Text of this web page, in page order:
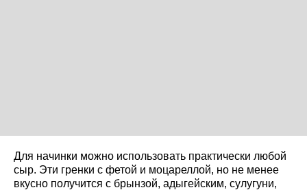
Для начинки можно использовать практически любой
сыр. Эти гренки с фетой и моцареллой, но не менее
вкусно получится с брынзой, адыгейским, сулугуни,